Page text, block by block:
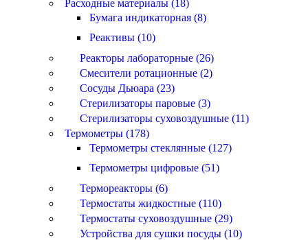
Расходные материалы (18)
Бумага индикаторная (8)
Реактивы (10)
Реакторы лабораторные (26)
Смесители ротационные (2)
Сосуды Дьюара (23)
Стерилизаторы паровые (3)
Стерилизаторы суховоздушные (11)
Термометры (178)
Термометры стеклянные (127)
Термометры цифровые (51)
Термореакторы (6)
Термостаты жидкостные (110)
Термостаты суховоздушные (29)
Устройства для сушки посуды (10)